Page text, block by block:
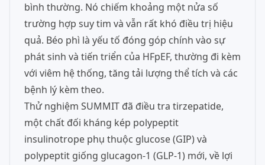
bình thường. Nó chiếm khoảng một nửa số
trường hợp suy tim và vẫn rất khó điều trị hiệu
quả. Béo phì là yếu tố đóng góp chính vào sự
phát sinh và tiến triển của HFpEF, thường đi kèm
với viêm hệ thống, tăng tải lượng thể tích và các
bệnh lý kèm theo.
Thử nghiệm SUMMIT đã điều tra tirzepatide,
một chất đối kháng kép polypeptit
insulinotrope phụ thuộc glucose (GIP) và
polypeptit giống glucagon-1 (GLP-1) mới, về lợi